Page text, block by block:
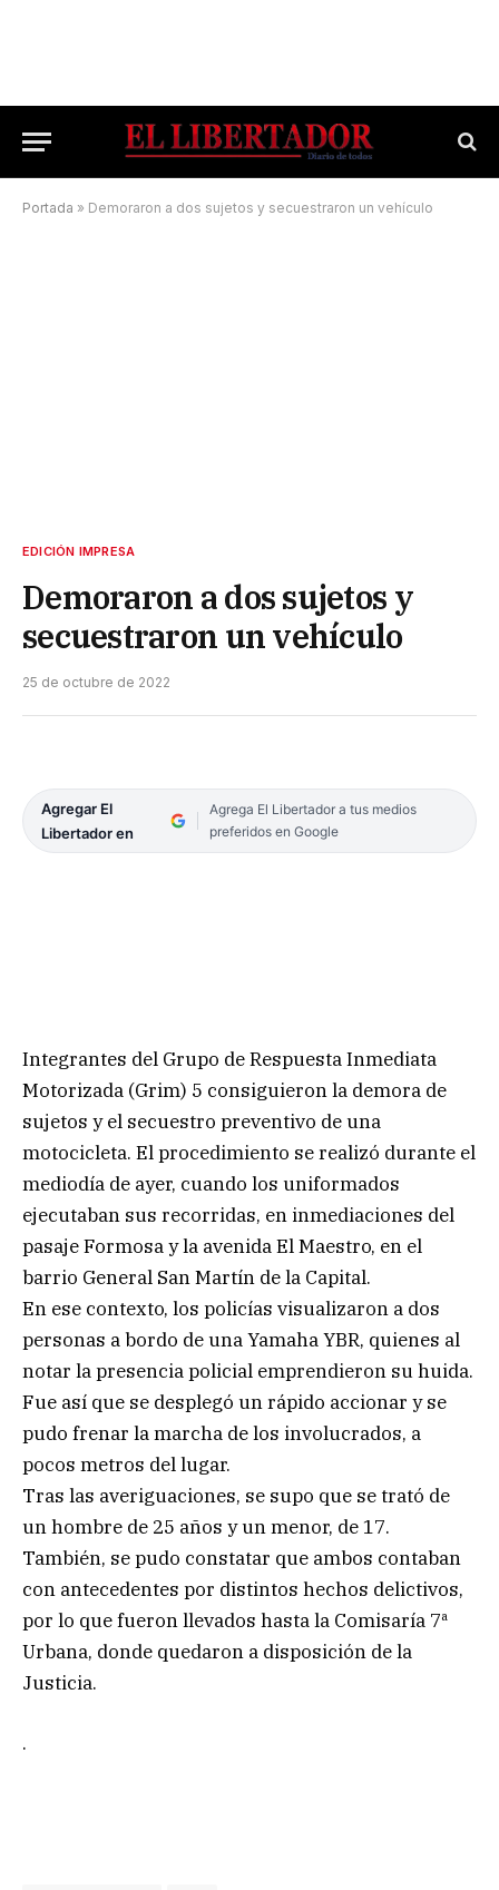
Portada » Demoraron a dos sujetos y secuestraron un vehículo
EDICIÓN IMPRESA
Demoraron a dos sujetos y
secuestraron un vehículo
25 de octubre de 2022
Agregar El
Libertador en
Agrega El Libertador a tus medios
preferidos en Google
Integrantes del Grupo de Respuesta Inmediata
Motorizada (Grim) 5 consiguieron la demora de
sujetos y el secuestro preventivo de una
motocicleta. El procedimiento se realizó durante el
mediodía de ayer, cuando los uniformados
ejecutaban sus recorridas, en inmediaciones del
pasaje Formosa y la avenida El Maestro, en el
barrio General San Martín de la Capital.
En ese contexto, los policías visualizaron a dos
personas a bordo de una Yamaha YBR, quienes al
notar la presencia policial emprendieron su huida.
Fue así que se desplegó un rápido accionar y se
pudo frenar la marcha de los involucrados, a
pocos metros del lugar.
Tras las averiguaciones, se supo que se trató de
un hombre de 25 años y un menor, de 17.
También, se pudo constatar que ambos contaban
con antecedentes por distintos hechos delictivos,
por lo que fueron llevados hasta la Comisaría 7ª
Urbana, donde quedaron a disposición de la
Justicia.
.